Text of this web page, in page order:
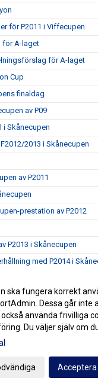
för P2011 i Viffecupen
för A-laget
för A-laget
Cup
finaldag
av P09
i Skånecupen
2013 i Skånecupen
av P2011
prestation av P2012
P2013 i Skånecupen
med P2014 i
av P2015
FF Jullotteri 2022
med beachvolleyboll
av Kulladals FF vid ICA
ska fungera korrekt
Dessa går inte
också använda frivilliga
Du väljer själv om
Acceptera